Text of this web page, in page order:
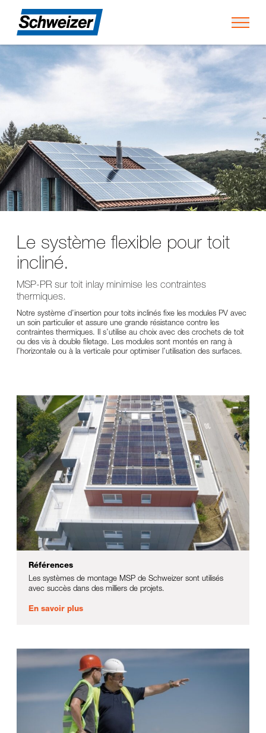
Le système flexible pour toit
incliné.
MSP-PR sur toit inlay minimise les contraintes
thermiques.
Notre système d’insertion pour toits inclinés fixe les modules PV avec
un soin particulier et assure une grande résistance contre les
contraintes thermiques. Il s’utilise au choix avec des crochets de toit
ou des vis à double filetage. Les modules sont montés en rang à
l’horizontale ou à la verticale pour optimiser l’utilisation des surfaces.
Références
Les systèmes de montage MSP de Schweizer sont utilisés
avec succès dans des milliers de projets.
En savoir plus